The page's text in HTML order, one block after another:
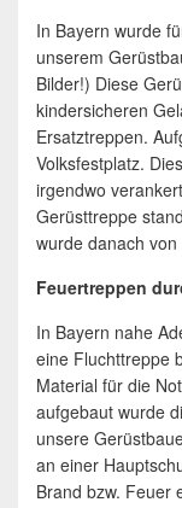
In Bayern wurde
unserem
Bilder!) Diese
kindersicheren
Ersatztreppen.
Volksfestplatz.
irgendwo
Gerüsttreppe
wurde danach
Feuertreppen
In Bayern nahe
eine Fluchttreppe
Material für die
aufgebaut wurde
unsere
an einer
Brand bzw. Feuer